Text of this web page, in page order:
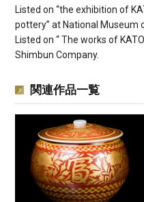
Listed on “the exhibition of
pottery” at National Museum
Listed on “ The works of
Shimbun Company.
関連作品一覧